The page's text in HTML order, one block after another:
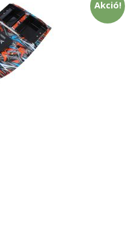
Akció!